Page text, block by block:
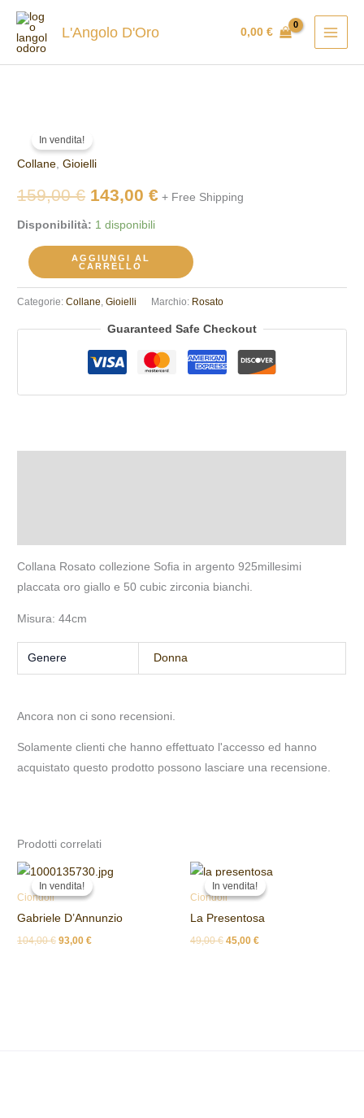
contenuto
L'Angolo D'Oro 0,00€
In vendita!
Collane ,Gioielli
159,00€
prezzo
originale
era:
159,00 €.
143,00€ attuale
143,00 €.
+ Free Shipping
Disponibilità: 1 disponibili
Rosato
RZSO08
AGGIUNGI AL
CARRELLO
Categorie:Collane,Gioielli Marchio: Rosato
Guaranteed Safe Checkout
Collana Rosato collezione Sofia in argento 925millesimi
placcata oro giallo e 50 cubic zirconia bianchi.
Misura: 44cm
Genere Donna
Ancora non ci sono recensioni.
Solamente clienti che hanno effettuato l'accesso ed hanno
acquistato questo prodotto possono lasciare una recensione.
Prodotti correlati
In vendita!
In vendita!
Ciondoli
Gabriele D’Annunzio
104,00€
Il
prezzo
originale
104,00 €.
93,00€
Il
prezzo
attuale
93,00 €.
In vendita!
In vendita!
Ciondoli
La Presentosa
49,00€
Il
prezzo
originale
49,00 €.
45,00 €
Il
attuale
45,00 €.